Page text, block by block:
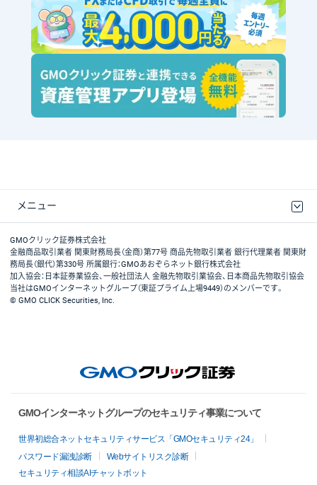
メニュー
取引規程・約款
最良執行方針
ディスクレイマー
リスク説明
GMOクリック証券ホームページ
GMOクリック証券株式会社
金融商品取引業者 関東財務局長（金商）第77号 商品先物取引業者 銀行代理業者 関東財
務局長（銀代）第330号 所属銀行：GMOあおぞらネット銀行株式会社
加入協会：日本証券業協会、一般社団法人 金融先物取引業協会、日本商品先物取引協会
当社はGMOインターネットグループ（東証プライム上場9449）のメンバーです。
© GMO CLICK Securities, Inc.
GMOインターネットグループのセキュリティ事業について
世界初総合ネットセキュリティサービス「GMOセキュリティ24」
パスワード漏洩診断
Webサイトリスク診断
セキュリティ相談AIチャットボット